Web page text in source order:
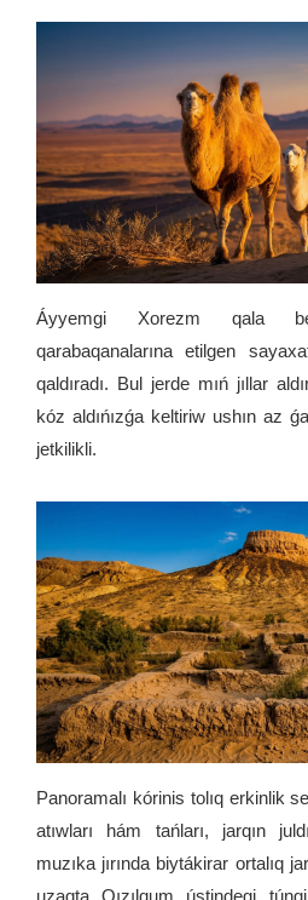
Áyyemgi Xorezm qala
qarabaqanalarına etilgen
qaldıradı. Bul jerde mıń jıllar
kóz aldıńızǵa keltiriw ushın az
jetkilikli.
Panoramalı kórinis tolıq erkinlik
atıwları hám tańları, jarqın
muzıka jırında biytákirar ortalıq